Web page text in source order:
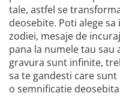
tale, astfel se
deosebite. Poti alege
zodiei, mesaje de
pana la numele tau
gravura sunt infinite,
sa te gandesti care
o semnificatie